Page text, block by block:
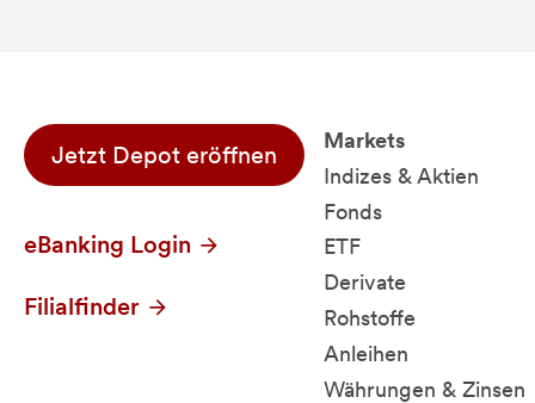
Jetzt Depot eröffnen
eBanking Login
Filialfinder
Markets
Indizes & Aktien
Fonds
ETF
Derivate
Rohstoffe
Anleihen
Währungen & Zinsen